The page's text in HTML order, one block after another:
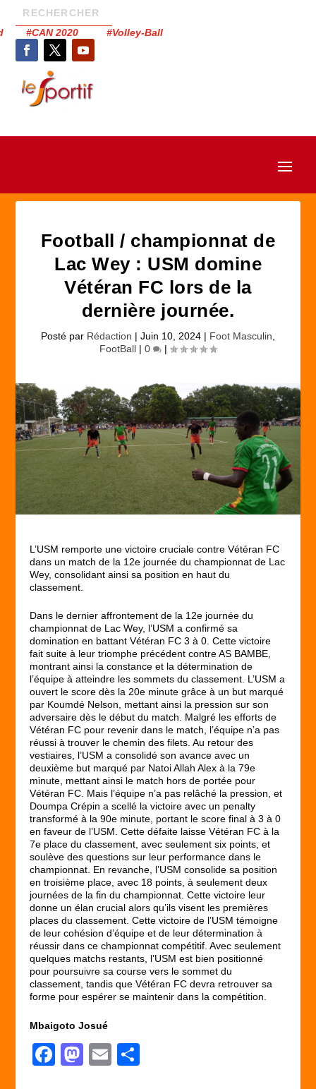
#CAN 2020 #Volley-Ball
Football / championnat de
Lac Wey : USM domine
Vétéran FC lors de la
dernière journée.
Posté par Rédaction | Juin 10, 2024 | Foot Masculin
FootBall | 0 |
L’USM remporte une victoire cruciale contre Vétéran FC
dans un match de la 12e journée du championnat de Lac
Wey, consolidant ainsi sa position en haut du
classement.
Dans le dernier affrontement de la 12e journée du
championnat de Lac Wey, l’USM a confirmé sa
domination en battant Vétéran FC 3 à 0. Cette victoire
fait suite à leur triomphe précédent contre AS BAMBE,
montrant ainsi la constance et la détermination de
l’équipe à atteindre les sommets du classement. L’USM a
ouvert le score dès la 20e minute grâce à un but marqué
par Koumdé Nelson, mettant ainsi la pression sur son
adversaire dès le début du match. Malgré les efforts de
Vétéran FC pour revenir dans le match, l’équipe n’a pas
réussi à trouver le chemin des filets. Au retour des
vestiaires, l’USM a consolidé son avance avec un
deuxième but marqué par Natoi Allah Alex à la 79e
minute, mettant ainsi le match hors de portée pour
Vétéran FC. Mais l’équipe n’a pas relâché la pression, et
Doumpa Crépin a scellé la victoire avec un penalty
transformé à la 90e minute, portant le score final à 3 à 0
en faveur de l’USM. Cette défaite laisse Vétéran FC à la
7e place du classement, avec seulement six points, et
soulève des questions sur leur performance dans le
championnat. En revanche, l’USM consolide sa position
en troisième place, avec 18 points, à seulement deux
journées de la fin du championnat. Cette victoire leur
donne un élan crucial alors qu’ils visent les premières
places du classement. Cette victoire de l’USM témoigne
de leur cohésion d’équipe et de leur détermination à
réussir dans ce championnat compétitif. Avec seulement
quelques matchs restants, l’USM est bien positionné
pour poursuivre sa course vers le sommet du
classement, tandis que Vétéran FC devra retrouver sa
forme pour espérer se maintenir dans la compétition.
Mbaigoto Josué
F
M
E